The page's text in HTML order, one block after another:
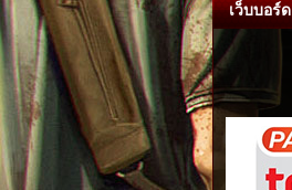
เว็บบอร์ด